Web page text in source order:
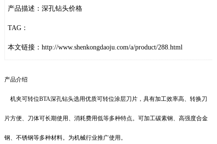
产品描述：深孔钻头价格
TAG：
本文链接： http://www.shenkongdaoju.com/a/product/288.html
产品介绍
机夹可转位BTA深孔钻头选用优质可转位涂层刀片，具有加工效率高、转换刀
片方便、刀体可长期使用、消耗费用低等多种特点。可加工碳素钢、高强度合金
钢、不锈钢等多种材料。为机械行业推广使用。